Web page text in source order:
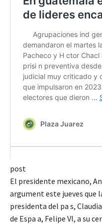
post
El presidente mexicano,
argument este jueves que
presidenta del pa s,
de Espa a, Felipe VI, a su